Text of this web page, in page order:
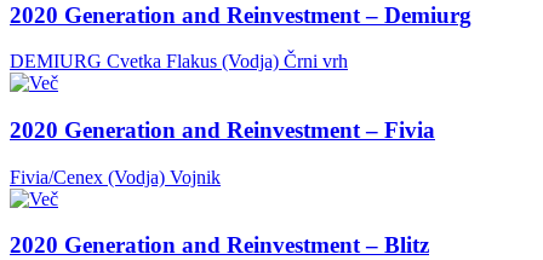
2020 Generation and Reinvestment – Demiurg
DEMIURG Cvetka Flakus (Vodja) Črni vrh
2020 Generation and Reinvestment – Fivia
Fivia/Cenex (Vodja) Vojnik
2020 Generation and Reinvestment – Blitz